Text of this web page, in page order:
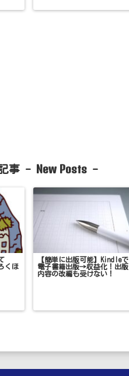
事 - New Posts -
くほ
【簡単に出版可能】Kindleで
電子書籍出版→収益化！出版
内容の改編も受けない！